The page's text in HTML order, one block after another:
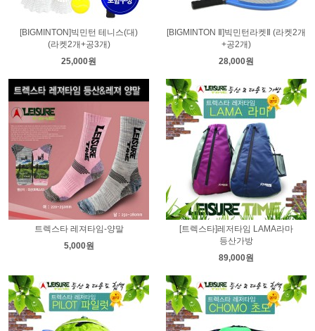
[BIGMINTON]빅민턴 테니스(대)
(라켓2개+공3개)
25,000원
[BIGMINTON Ⅱ]빅민턴라켓Ⅱ (라켓2개
+공2개)
28,000원
트렉스타 레져타임-양말
5,000원
[트렉스타]레저타임 LAMA라마
등산가방
89,000원